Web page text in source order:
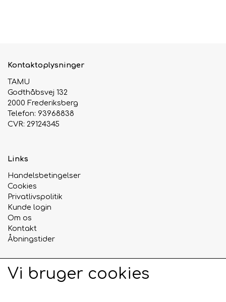
Kontaktoplysninger
TAMU
Godthåbsvej 132
2000 Frederiksberg
Telefon: 93968838
CVR: 29124345
Links
Handelsbetingelser
Cookies
Privatlivspolitik
Kunde login
Om os
Kontakt
Åbningstider
Sociale medier
Vi bruger cookies